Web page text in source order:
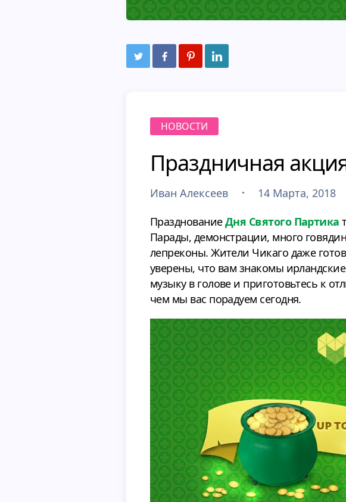
НОВОСТИ
Праздничная
Иван Алексеев
14 Марта, 2018
ПразднованиеДня Святого Партика
Парады, демонстрации, много
лепреконы. Жители Чикаго даже
уверены, что вам знакомы
музыку в голове и приготовьтесь к
чем мы вас порадуем сегодня.